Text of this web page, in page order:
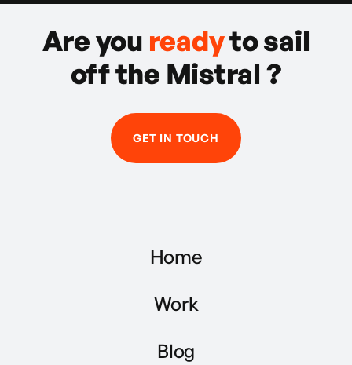
Are you readyto sail
off the Mistral ?
GET IN TOUCH
Home
Work
Blog